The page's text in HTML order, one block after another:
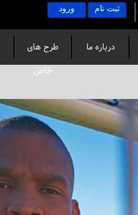
ثبت نام ورود
درباره ما
طرح های
خاص